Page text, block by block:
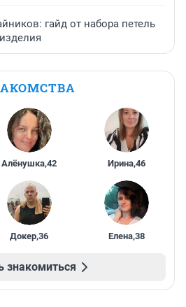
гайд от набора петель
Алёнушка,42 Ирина,46
Докер,36 Елена,38
знакомиться